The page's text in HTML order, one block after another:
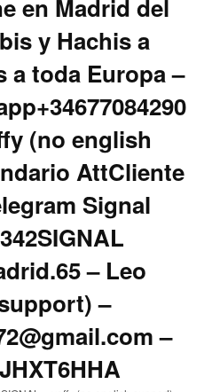
en Madrid del
y Hachis a
toda Europa –
(no english
AttCliente
Signal
– Leo
–
–